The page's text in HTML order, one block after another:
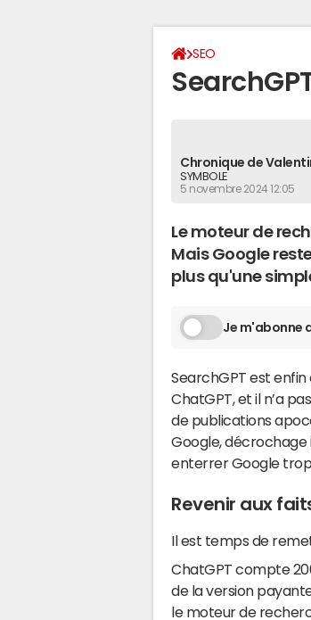
SEO
Chronique de
SYMBOLE
5 novembre 2024 12:05
Le moteur de
Mais Google
plus qu'une
Je m'abonne
SearchGPT est
ChatGPT, et il n’a
de publications
Google, décrochage
enterrer Google
Revenir aux
Il est temps de
ChatGPT compte
de la version
le moteur de